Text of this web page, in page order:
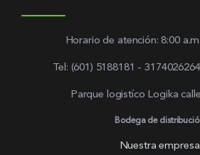
Horario de atención: 8:00
Tel: (601) 5188181 -
Parque logistíco Logika
Bodega de
Nuestra empresa